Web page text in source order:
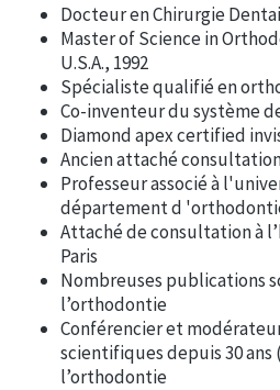
Docteur en Chirurgie
Master of Science in
U.S.A., 1992
Spécialiste qualifié en
Co-inventeur du système
Diamond apex certified
Ancien attaché consultation
Professeur associé à
département d
Attaché de consultation à
Paris
Nombreuses publications
l’orthodontie
Conférencier et
scientifiques depuis 30
l’orthodontie